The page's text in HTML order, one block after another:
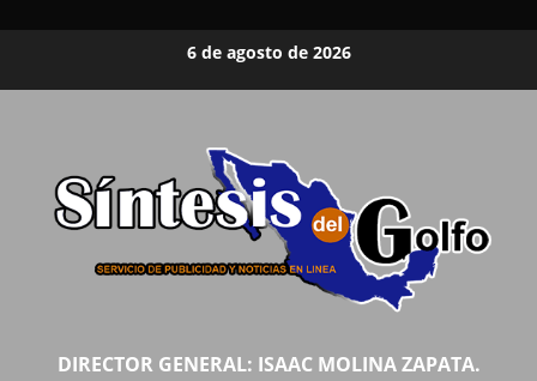
6 de agosto de 2026
DIRECTOR GENERAL: ISAAC MOLINA ZAPATA.